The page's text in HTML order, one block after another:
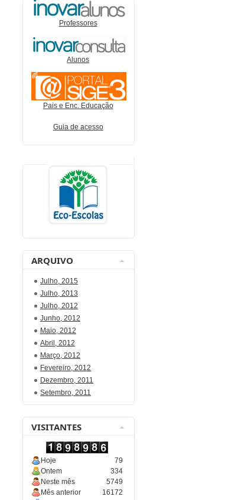
Professores
Alunos
Pais e Enc. Educação
Guia de acesso
ARQUIVO
Julho, 2015
Julho, 2013
Julho, 2012
Junho, 2012
Maio, 2012
Abril, 2012
Março, 2012
Fevereiro, 2012
Dezembro, 2011
Setembro, 2011
VISITANTES
Hoje
79
Ontem
334
Neste mês
5749
Mês anterior
16172